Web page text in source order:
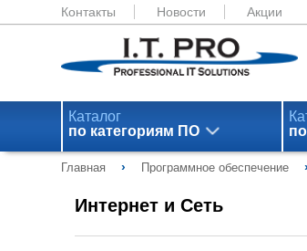
Контакты Новости Акции
Каталог
по категориям ПО
Главная › Программное обеспечение ›
Интернет и Сеть